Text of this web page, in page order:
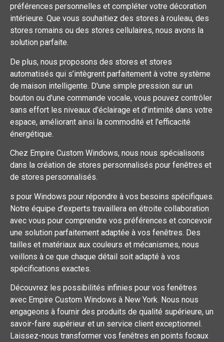
préférences personnelles et compléter votre décoration
intérieure. Que vous souhaitiez des stores à rouleau, des
stores romains ou des stores cellulaires, nous avons la
solution parfaite.
De plus, nous proposons des stores et stores
automatisés qui s’intègrent parfaitement à votre système
de maison intelligente. D'une simple pression sur un
bouton ou d'une commande vocale, vous pouvez contrôler
sans effort les niveaux d'éclairage et d'intimité dans votre
espace, améliorant ainsi la commodité et l'efficacité
énergétique.
Chez Empire Custom Windows, nous nous spécialisons
dans la création de stores personnalisés pour fenêtres et
de stores personnalisés.
s pour Windows pour répondre à vos besoins spécifiques.
Notre équipe d’experts travaillera en étroite collaboration
avec vous pour comprendre vos préférences et concevoir
une solution parfaitement adaptée à vos fenêtres. Des
tailles et matériaux aux couleurs et mécanismes, nous
veillons à ce que chaque détail soit adapté à vos
spécifications exactes.
Découvrez les possibilités infinies pour vos fenêtres
avec Empire Custom Windows à New York. Nous nous
engageons à fournir des produits de qualité supérieure, un
savoir-faire supérieur et un service client exceptionnel.
Laissez-nous transformer vos fenêtres en points focaux